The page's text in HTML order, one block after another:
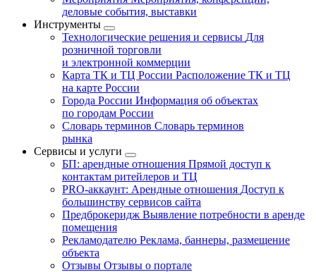
деловые события, выставки
Инструменты
Технологические решения и сервисы Для
розничной торговли
и электронной коммерции
Карта ТК и ТЦ России Расположение ТК и ТЦ
на карте России
Города России Информация об объектах
по городам России
Словарь терминов Словарь терминов
рынка
Сервисы и услуги
БП: арендные отношения Прямой доступ к
контактам ритейлеров и ТЦ
PRO-аккаунт: Арендные отношения Доступ к
большинству сервисов сайта
Предброкеридж Выявление потребности в аренде
помещения
Рекламодателю Реклама, баннеры, размещение
объекта
Отзывы Отзывы о портале